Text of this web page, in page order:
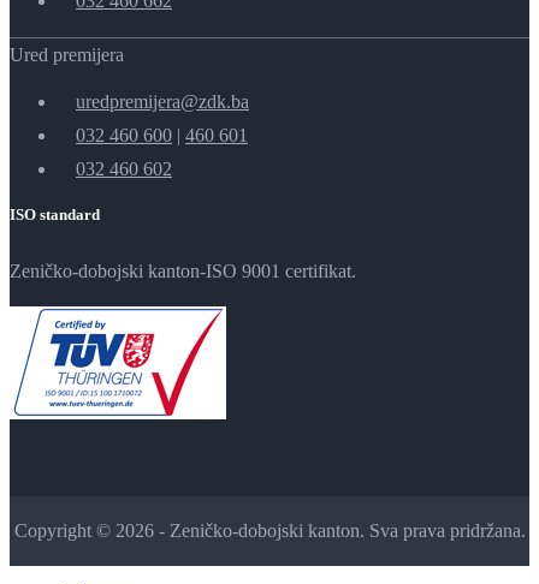
Ured premijera
uredpremijera@zdk.ba
032 460 600 | 460 601
032 460 602
ISO standard
Zeničko-dobojski kanton-ISO 9001 certifikat.
Copyright © 2026 - Zeničko-dobojski kanton. Sva prava pridržana.